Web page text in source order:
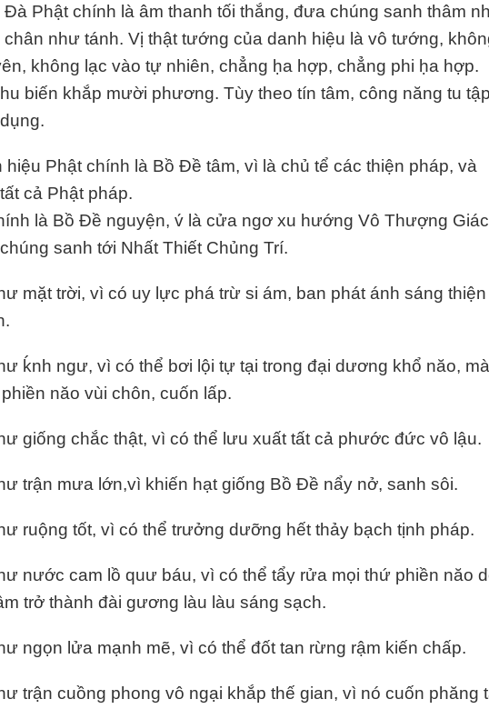
Đà Phật chính là âm thanh tối thắng, đưa chúng sanh thâm
như tánh. Vị thật tướng của danh hiệu là vô tướng,
không lạc vào tự nhiên, chẳng ḥa hợp, chẳng phi ḥa hợp.
biến khắp mười phương. Tùy theo tín tâm, công năng tu tập
hiệu Phật chính là Bồ Đề tâm, vì là chủ tể các thiện pháp, và
cả Phật pháp.
là Bồ Đề nguyện, v́ là cửa ngơ xu hướng Vô Thượng
sanh tới Nhất Thiết Chủng Trí.
mặt trời, vì có uy lực phá trừ si ám, ban phát ánh sáng thiện
ḱnh ngư, vì có thể bơi lội tự tại trong đại dương khổ năo, mà
năo vùi chôn, cuốn lấp.
giống chắc thật, vì có thể lưu xuất tất cả phước đức vô lậu.
trận mưa lớn,vì khiến hạt giống Bồ Đề nẩy nở, sanh sôi.
ruộng tốt, vì có thể trưởng dưỡng hết thảy bạch tịnh pháp.
nước cam lồ quư báu, vì có thể tẩy rửa mọi thứ phiền năo
trở thành đài gương làu làu sáng sạch.
ngọn lửa mạnh mẽ, vì có thể đốt tan rừng rậm kiến chấp.
trận cuồng phong vô ngại khắp thế gian, vì nó cuốn phăng